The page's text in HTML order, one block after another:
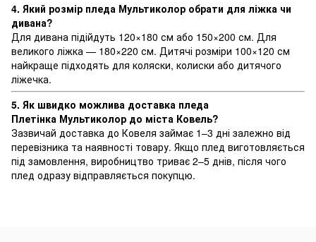
4. Який розмір пледа Мультиколор обрати для ліжка чи
дивана?
Для дивана підійдуть 120×180 см або 150×200 см. Для
великого ліжка — 180×220 см. Дитячі розміри 100×120 см
найкраще підходять для коляски, колиски або дитячого
ліжечка.
5. Як швидко можлива доставка пледа
Плетінка Мультиколор до міста Ковель?
Зазвичай доставка до Ковеля займає 1–3 дні залежно від
перевізника та наявності товару. Якщо плед виготовляється
під замовлення, виробництво триває 2–5 днів, після чого
плед одразу відправляється покупцю.